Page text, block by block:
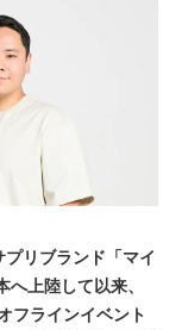
リブランド「マイ
上陸して以来、
フラインイベント